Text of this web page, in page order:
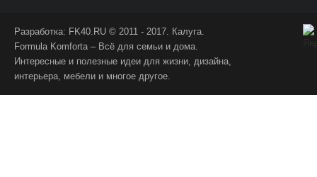
Разработка: FK40.RU © 2011 - 2017. Калуга.
Formula Komforta – Всё для семьи и дома.
Интересные и полезные идеи для жизни, дизайна,
интерьера, мебели и многое другое.